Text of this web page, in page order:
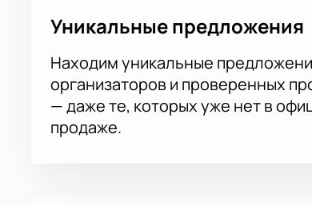
Уникальные предложения
Находим уникальные
организаторов и проверенных
— даже те, которых уже нет в
продаже.